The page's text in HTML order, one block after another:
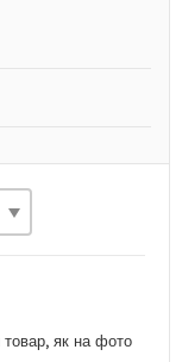
як на фото